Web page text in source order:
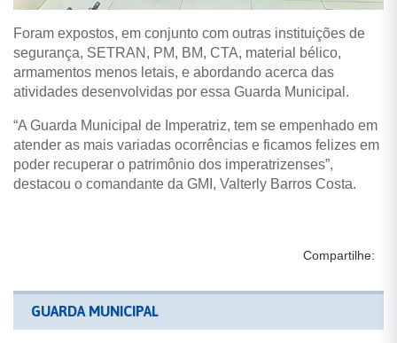
Foram expostos, em conjunto com outras instituições de
segurança, SETRAN, PM, BM, CTA, material bélico,
armamentos menos letais, e abordando acerca das
atividades desenvolvidas por essa Guarda Municipal.
“A Guarda Municipal de Imperatriz, tem se empenhado em
atender as mais variadas ocorrências e ficamos felizes em
poder recuperar o patrimônio dos imperatrizenses”,
destacou o comandante da GMI, Valterly Barros Costa.
Compartilhe:
GUARDA MUNICIPAL